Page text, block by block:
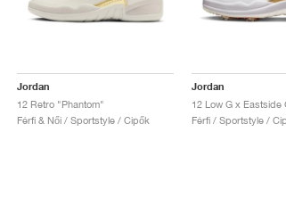
Jordan
12 Retro "Phantom"
Férfi & Női / Sportstyle / Cipők
Jordan
Férfi / Sportstyle /